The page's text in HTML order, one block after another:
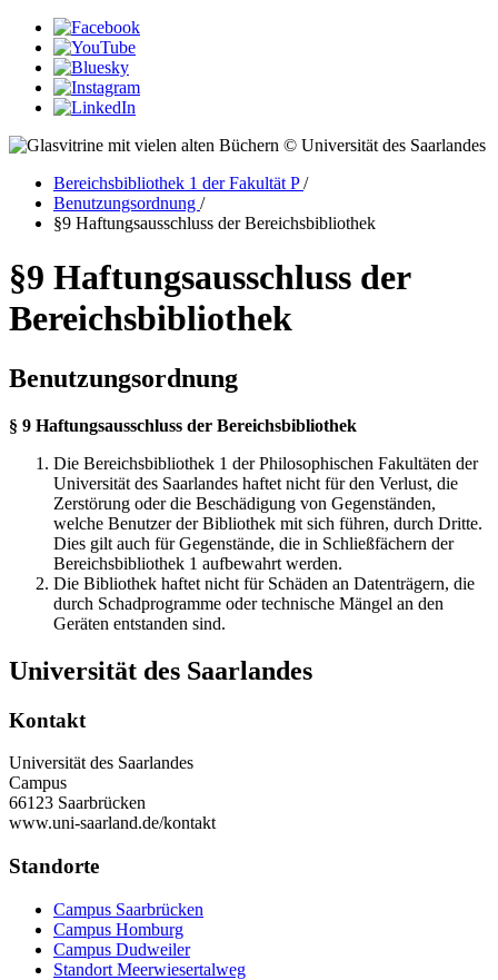
© Universität des Saarlandes
Bereichsbibliothek 1 der Fakultät P/
Benutzungsordnung /
§9 Haftungsausschluss der Bereichsbibliothek
§9 Haftungsausschluss der
Bereichsbibliothek
Benutzungsordnung
§ 9 Haftungsausschluss der Bereichsbibliothek
Die Bereichsbibliothek 1 der Philosophischen Fakultäten der
Universität des Saarlandes haftet nicht für den Verlust, die
Zerstörung oder die Beschädigung von Gegenständen,
welche Benutzer der Bibliothek mit sich führen, durch Dritte.
Dies gilt auch für Gegenstände, die in Schließfächern der
Bereichsbibliothek 1 aufbewahrt werden.
Die Bibliothek haftet nicht für Schäden an Datenträgern, die
durch Schadprogramme oder technische Mängel an den
Geräten entstanden sind.
Universität des Saarlandes
Kontakt
Universität des Saarlandes
Campus
66123 Saarbrücken
www.uni-saarland.de/kontakt
Standorte
Campus Saarbrücken
Campus Homburg
Campus Dudweiler
Standort Meerwiesertalweg